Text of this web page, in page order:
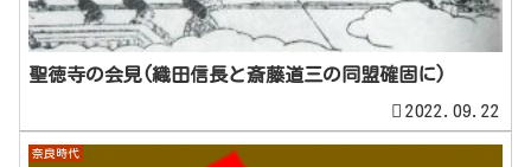
聖徳寺の会見(織田信長と斎藤道三の同盟確固に)
2022.09.22
奈良時代